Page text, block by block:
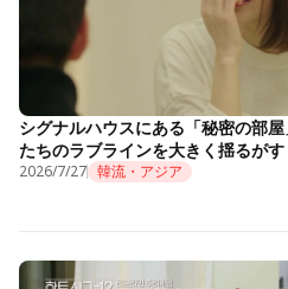
シグナルハウスにある「秘密の部
たちのラブラインを大きく揺るが
2026/7/27 韓流・アジア